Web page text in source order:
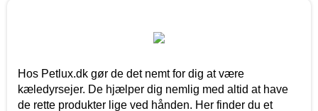
Hos Petlux.dk gør de det nemt for dig at være
kæledyrsejer. De hjælper dig nemlig med altid at have
de rette produkter lige ved hånden. Her finder du et